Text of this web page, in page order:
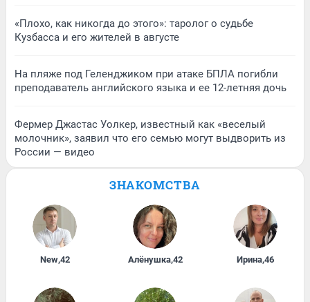
«Плохо, как никогда до этого»: таролог о судьбе
Кузбасса и его жителей в августе
На пляже под Геленджиком при атаке БПЛА погибли
преподаватель английского языка и ее 12-летняя дочь
Фермер Джастас Уолкер, известный как «веселый
молочник», заявил что его семью могут выдворить из
России — видео
ЗНАКОМСТВА
New,42 Алёнушка,42 Ирина,46